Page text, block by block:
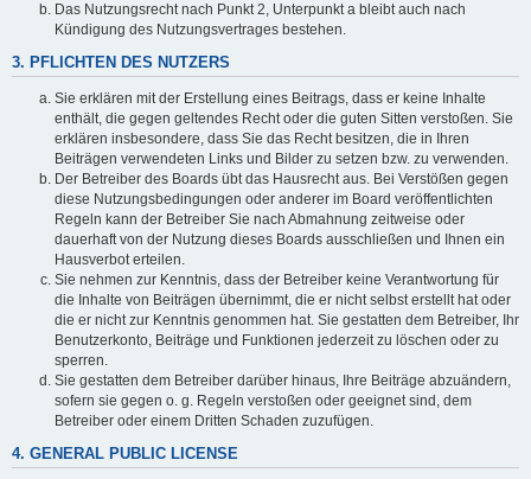
Das Nutzungsrecht nach Punkt 2, Unterpunkt a bleibt auch nach
Kündigung des Nutzungsvertrages bestehen.
3. PFLICHTEN DES NUTZERS
Sie erklären mit der Erstellung eines Beitrags, dass er keine Inhalte
enthält, die gegen geltendes Recht oder die guten Sitten verstoßen. Sie
erklären insbesondere, dass Sie das Recht besitzen, die in Ihren
Beiträgen verwendeten Links und Bilder zu setzen bzw. zu verwenden.
Der Betreiber des Boards übt das Hausrecht aus. Bei Verstößen gegen
diese Nutzungsbedingungen oder anderer im Board veröffentlichten
Regeln kann der Betreiber Sie nach Abmahnung zeitweise oder
dauerhaft von der Nutzung dieses Boards ausschließen und Ihnen ein
Hausverbot erteilen.
Sie nehmen zur Kenntnis, dass der Betreiber keine Verantwortung für
die Inhalte von Beiträgen übernimmt, die er nicht selbst erstellt hat oder
die er nicht zur Kenntnis genommen hat. Sie gestatten dem Betreiber, Ihr
Benutzerkonto, Beiträge und Funktionen jederzeit zu löschen oder zu
sperren.
Sie gestatten dem Betreiber darüber hinaus, Ihre Beiträge abzuändern,
sofern sie gegen o. g. Regeln verstoßen oder geeignet sind, dem
Betreiber oder einem Dritten Schaden zuzufügen.
4. GENERAL PUBLIC LICENSE